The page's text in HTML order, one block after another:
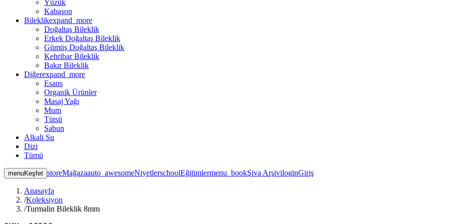
Yüzük
Kabaşon
Bileklikexpand_more
Doğaltaş Bileklik
Erkek Doğaltaş Bileklik
Gümüş Doğaltaş Bileklik
Kehribar Bileklik
Bakır Bileklik
Diğerexpand_more
Esans
Organik Ürünler
Masaj Yağı
Mum
Tütsü
Sabun
Alkali Su
Dizi
Tümü
menuKeşfet storeMağazaauto_awesomeNiyetlerschoolEğitimlermenu_bookŞiva ArşiviloginGiriş
Anasayfa
/Koleksiyon
/Turmalin Bileklik 8mm